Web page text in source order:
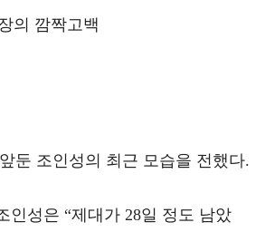
의 깜짝고백
둔 조인성의 최근 모습을 전했다.
인성은 “제대가 28일 정도 남았